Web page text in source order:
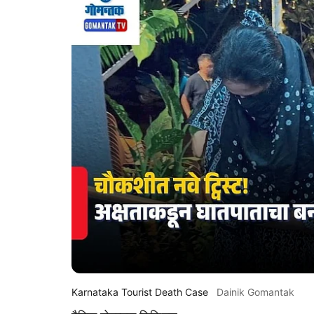
Karnataka Tourist Death Case Dainik Gomantak